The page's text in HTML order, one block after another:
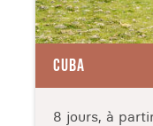
CUBA
8 jours, à